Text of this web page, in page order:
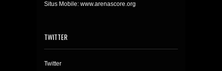
Situs Mobile: www.arenascore.org
TWITTER
Twitter